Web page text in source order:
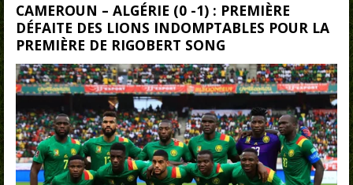
CAMEROUN – ALGÉRIE (0 -1) : PREMIÈRE
DÉFAITE DES LIONS INDOMPTABLES POUR LA
PREMIÈRE DE RIGOBERT SONG